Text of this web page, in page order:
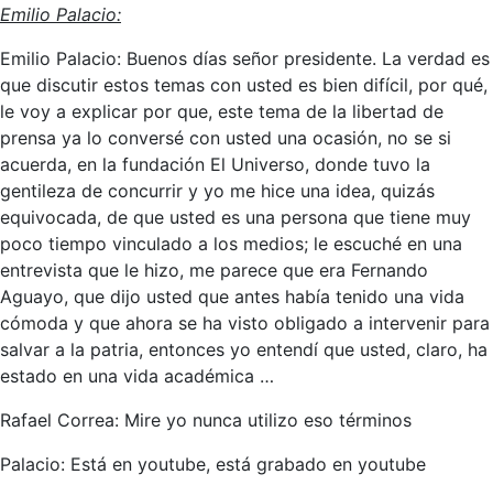
Emilio Palacio:
Emilio Palacio: Buenos días señor presidente. La verdad es
que discutir estos temas con usted es bien difícil, por qué,
le voy a explicar por que, este tema de la libertad de
prensa ya lo conversé con usted una ocasión, no se si
acuerda, en la fundación El Universo, donde tuvo la
gentileza de concurrir y yo me hice una idea, quizás
equivocada, de que usted es una persona que tiene muy
poco tiempo vinculado a los medios; le escuché en una
entrevista que le hizo, me parece que era Fernando
Aguayo, que dijo usted que antes había tenido una vida
cómoda y que ahora se ha visto obligado a intervenir para
salvar a la patria, entonces yo entendí que usted, claro, ha
estado en una vida académica …
Rafael Correa: Mire yo nunca utilizo eso términos
Palacio: Está en youtube, está grabado en youtube